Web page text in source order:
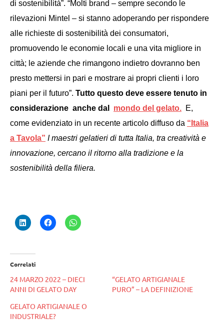
di sostenibilità”. “Molti brand – sempre secondo le
rilevazioni Mintel – si stanno adoperando per rispondere
alle richieste di sostenibilità dei consumatori,
promuovendo le economie locali e una vita migliore in
città; le aziende che rimangono indietro dovranno ben
presto mettersi in pari e mostrare ai propri clienti i loro
piani per il futuro”. Tutto questo deve essere tenuto in
considerazione anche dal mondo del gelato. E,
come evidenziato in un recente articolo diffuso da “Italia
a Tavola” I maestri gelatieri di tutta Italia, tra creatività e
innovazione, cercano il ritorno alla tradizione e la
sostenibilità della filiera.
Correlati
24 MARZO 2022 – DIECI
ANNI DI GELATO DAY
“GELATO ARTIGIANALE
PURO” – LA DEFINIZIONE
GELATO ARTIGIANALE O
INDUSTRIALE?